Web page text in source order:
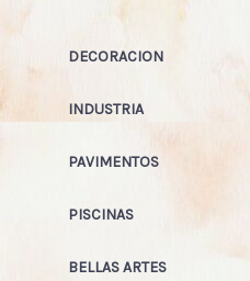
DECORACION
INDUSTRIA
PAVIMENTOS
PISCINAS
BELLAS ARTES